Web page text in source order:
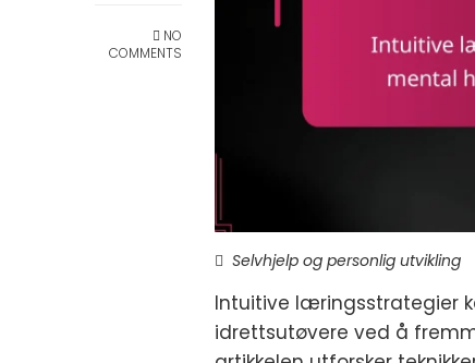
NO
COMMENTS
Selvhjelp og personlig utvikling
Intuitive læringsstrategier
idrettsutøvere ved å